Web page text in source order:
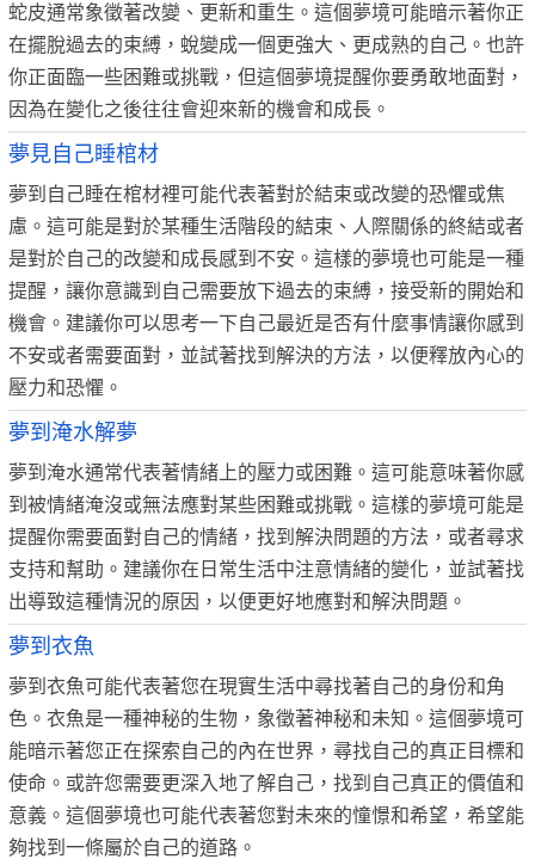
蛇皮通常象徵著改變、更新和重生。這個夢境可能暗示著你正
在擺脫過去的束縛，蛻變成一個更強大、更成熟的自己。也許
你正面臨一些困難或挑戰，但這個夢境提醒你要勇敢地面對，
因為在變化之後往往會迎來新的機會和成長。
夢見自己睡棺材
夢到自己睡在棺材裡可能代表著對於結束或改變的恐懼或焦
慮。這可能是對於某種生活階段的結束、人際關係的終結或者
是對於自己的改變和成長感到不安。這樣的夢境也可能是一種
提醒，讓你意識到自己需要放下過去的束縛，接受新的開始和
機會。建議你可以思考一下自己最近是否有什麼事情讓你感到
不安或者需要面對，並試著找到解決的方法，以便釋放內心的
壓力和恐懼。
夢到淹水解夢
夢到淹水通常代表著情緒上的壓力或困難。這可能意味著你感
到被情緒淹沒或無法應對某些困難或挑戰。這樣的夢境可能是
提醒你需要面對自己的情緒，找到解決問題的方法，或者尋求
支持和幫助。建議你在日常生活中注意情緒的變化，並試著找
出導致這種情況的原因，以便更好地應對和解決問題。
夢到衣魚
夢到衣魚可能代表著您在現實生活中尋找著自己的身份和角
色。衣魚是一種神秘的生物，象徵著神秘和未知。這個夢境可
能暗示著您正在探索自己的內在世界，尋找自己的真正目標和
使命。或許您需要更深入地了解自己，找到自己真正的價值和
意義。這個夢境也可能代表著您對未來的憧憬和希望，希望能
夠找到一條屬於自己的道路。